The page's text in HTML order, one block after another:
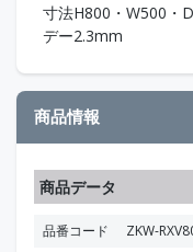
寸法H800・W500・
デー2.3mm
商品情報
商品データ
品番コード
ZKW-